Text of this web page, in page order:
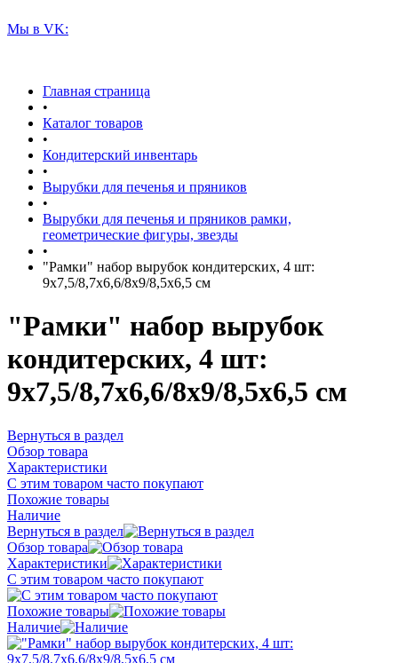
Мы в VK:
Главная страница
•
Каталог товаров
•
Кондитерский инвентарь
•
Вырубки для печенья и пряников
•
Вырубки для печенья и пряников рамки,
геометрические фигуры, звезды
•
"Рамки" набор вырубок кондитерских, 4 шт:
9х7,5/8,7х6,6/8х9/8,5х6,5 см
"Рамки" набор вырубок
кондитерских, 4 шт:
9х7,5/8,7х6,6/8х9/8,5х6,5 см
Вернуться в раздел
Обзор товара
Характеристики
С этим товаром часто покупают
Похожие товары
Наличие
Вернуться в раздел
Обзор товара
Характеристики
С этим товаром часто покупают
Похожие товары
Наличие